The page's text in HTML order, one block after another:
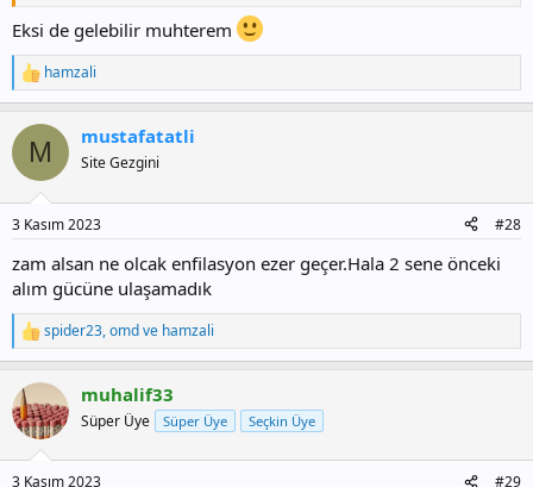
Eksi de gelebilir muhterem
T
e
k
l
hamzali
M mustafatatli
Site Gezgini
3 Kasım 2023 #28
zam alsan ne olcak enfilasyon ezer geçer.Hala 2 sene önceki
alım gücüne ulaşamadık
T
e
k
i
l
spider23,omdve hamzali
muhalif33
Süper Üye Süper Üye Seçkin Üye
3 Kasım 2023 #29